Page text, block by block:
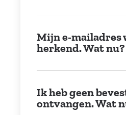
Mijn e-
herkend. Wat nu?
Ik heb geen
ontvangen. Wat